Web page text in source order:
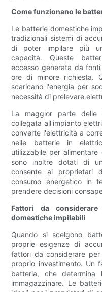
Come funzionano le
Le batterie domestiche
tradizionali sistemi di
di poter impilare più
capacità. Queste
eccesso generata da
ore di minore richiesta.
scaricano l'energia per
necessità di prelevare
La maggior parte delle
collegata all'impianto
converte l'elettricità a
nelle batterie in
utilizzabile per
sono inoltre dotati di
consente ai proprietari
consumo energetico in
prendere decisioni
Fattori da
domestiche impilabili
Quando si scelgono
proprie esigenze di
fattori da considerare
proprio investimento. Un
batteria, che
immagazzinare. Le